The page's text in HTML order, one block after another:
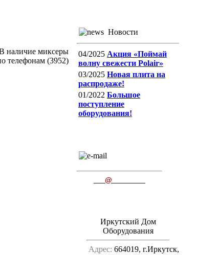
наличие миксеры
телефонам (3952)
Новости
04/2025 Акция «Поймай
волну свежести Polair»
03/2025 Новая плита на
распродаже!
01/2022 Большое
поступление
оборудования!
@
Иркутский Дом
Оборудования
Адрес: 664019, г.Иркутск,